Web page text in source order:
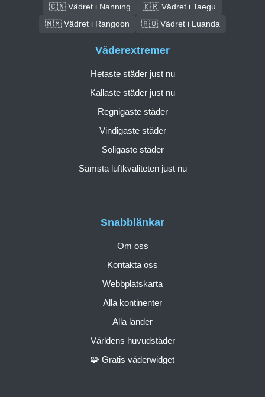
🇨🇳 Vädret i Nanning
🇰🇷 Vädret i Taegu
🇲🇲 Vädret i Rangoon
🇦🇴 Vädret i Luanda
Snabblänkar
Om oss
Kontakta oss
Webbplatskarta
Alla kontinenter
Alla länder
Världens huvudstäder
🧩 Gratis väderwidget
Väderextremer
Hetaste städer just nu
Kallaste städer just nu
Regnigaste städer
Vindigaste städer
Soligaste städer
Sämsta luftkvaliteten just nu